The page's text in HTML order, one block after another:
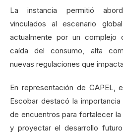
La instancia permitió
vinculados al escenario
actualmente por un complejo
caída del consumo, alta
nuevas regulaciones que
En representación de CAPEL,
Escobar destacó la
de encuentros para fortalecer
y proyectar el desarrollo